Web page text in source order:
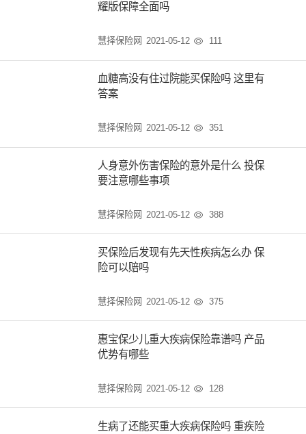
耀版保障全面吗
慧择保险网 2021-05-12  111
血糖高没有住过院能买保险吗 这里有
答案
慧择保险网 2021-05-12  351
人身意外伤害保险的意外是什么 投保
要注意哪些事项
慧择保险网 2021-05-12  388
买保险后发现有先天性疾病怎么办 保
险可以赔吗
慧择保险网 2021-05-12  375
惠宝保少儿重大疾病保险靠谱吗 产品
优势有哪些
慧择保险网 2021-05-12  128
生病了还能买重大疾病保险吗 重疾险